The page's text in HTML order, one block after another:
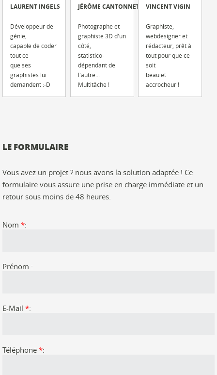
LAURENT INGELS
Développeur de
génie,
capable de coder
tout ce
que ses
graphistes lui
demandent :-D
JÉRÔME CANTONNET
Photographe et
graphiste 3D d'un
côté,
statistico-
dépendant de
l'autre...
Multitâche !
VINCENT VIGIN
Graphiste,
webdesigner et
rédacteur, prêt à
tout pour que ce
soit
beau et
accrocheur !
LE FORMULAIRE
Vous avez un projet ? nous avons la solution adaptée ! Ce
formulaire vous assure une prise en charge immédiate et un
retour sous moins de 48 heures.
Nom *:
Prénom :
E-Mail *:
Téléphone *: